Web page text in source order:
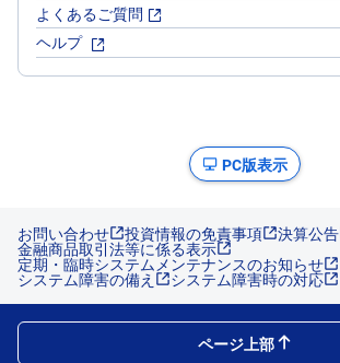
よくあるご質問
ヘルプ
PC版表示
お問い合わせ 投資情報の免責事項 決算公告
金融商品取引法等に係る表示
定期・臨時システムメンテナンスのお知らせ
システム障害の備え システム障害時の対応
ページ上部